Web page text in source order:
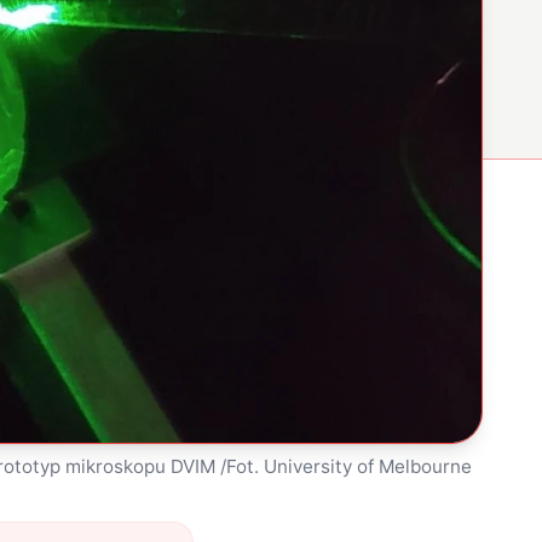
mikroskopu DVIM /Fot. University of Melbourne